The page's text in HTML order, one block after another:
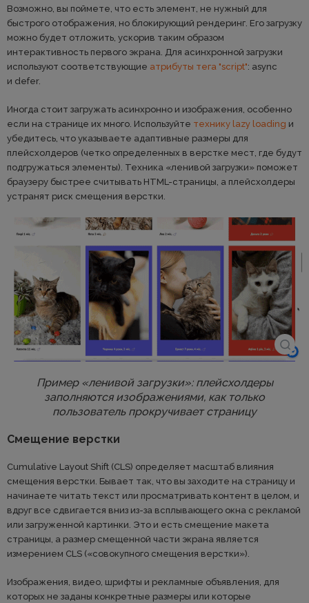
Возможно, вы поймете, что есть элемент, не нужный для
быстрого отображения, но блокирующий рендеринг. Его загрузку
можно будет отложить, ускорив таким образом
интерактивность первого экрана. Для асинхронной загрузки
используют соответствующие атрибуты тега "script": async
и defer.
Иногда стоит загружать асинхронно и изображения, особенно
если на странице их много. Используйте технику lazy loading и
убедитесь, что указываете адаптивные размеры для
плейсхолдеров (четко определенных в верстке мест, где будут
подгружаться элементы). Техника «ленивой загрузки» поможет
браузеру быстрее считывать HTML-страницы, а плейсхолдеры
устранят риск смещения верстки.
Пример «ленивой загрузки»: плейсхолдеры
заполняются изображениями, как только
пользователь прокручивает страницу
Смещение верстки
Cumulative Layout Shift (CLS) определяет масштаб влияния
смещения верстки. Бывает так, что вы заходите на страницу и
начинаете читать текст или просматривать контент в целом, и
вдруг все сдвигается вниз из-за всплывающего окна с рекламой
или загруженной картинки. Это и есть смещение макета
страницы, а размер смещенной части экрана является
измерением CLS («совокупного смещения верстки»).
Изображения, видео, шрифты и рекламные объявления, для
которых не заданы конкретные размеры или которые